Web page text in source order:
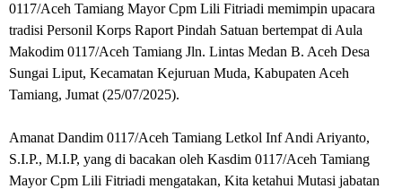
0117/Aceh Tamiang Mayor Cpm Lili Fitriadi memimpin upacara
tradisi Personil Korps Raport Pindah Satuan bertempat di Aula
Makodim 0117/Aceh Tamiang Jln. Lintas Medan B. Aceh Desa
Sungai Liput, Kecamatan Kejuruan Muda, Kabupaten Aceh
Tamiang, Jumat (25/07/2025).
Amanat Dandim 0117/Aceh Tamiang Letkol Inf Andi Ariyanto,
S.I.P., M.I.P, yang di bacakan oleh Kasdim 0117/Aceh Tamiang
Mayor Cpm Lili Fitriadi mengatakan, Kita ketahui Mutasi jabatan